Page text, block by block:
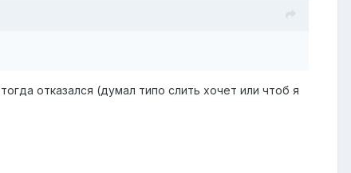
отказался (думал типо слить хочет или чтоб я